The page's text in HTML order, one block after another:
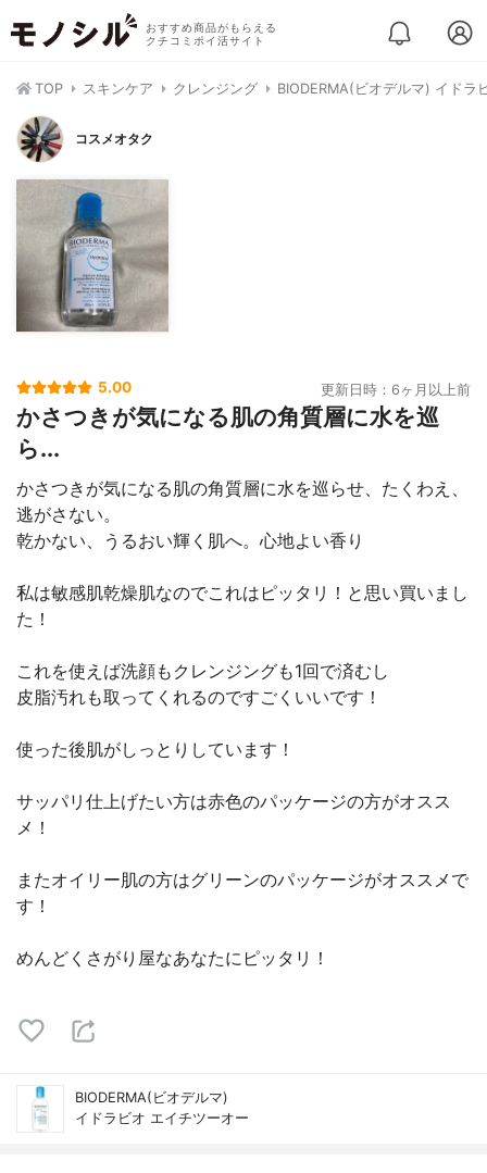
おすすめ商品がもらえる
クチコミポイ活サイト
TOP スキンケア クレンジング BIODERMA(ビオデルマ) イドラ
コスメオタク
5.00 更新日時：6ヶ月以上前
かさつきが気になる肌の角質層に水を巡
ら...
かさつきが気になる肌の角質層に水を巡らせ、たくわえ、
逃がさない。
乾かない、うるおい輝く肌へ。心地よい香り
私は敏感肌乾燥肌なのでこれはピッタリ！と思い買いまし
た！
これを使えば洗顔もクレンジングも1回で済むし
皮脂汚れも取ってくれるのですごくいいです！
使った後肌がしっとりしています！
サッパリ仕上げたい方は赤色のパッケージの方がオスス
メ！
またオイリー肌の方はグリーンのパッケージがオススメで
す！
めんどくさがり屋なあなたにピッタリ！
BIODERMA(ビオデルマ)
イドラビオ エイチツーオー